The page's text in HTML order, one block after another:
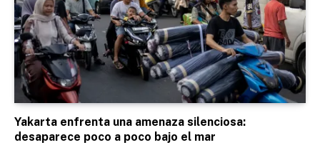
Yakarta enfrenta una amenaza silenciosa:
desaparece poco a poco bajo el mar